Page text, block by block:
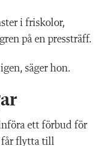
i friskolor,
på en pressträff.
säger hon.
ett förbud för
får flytta till